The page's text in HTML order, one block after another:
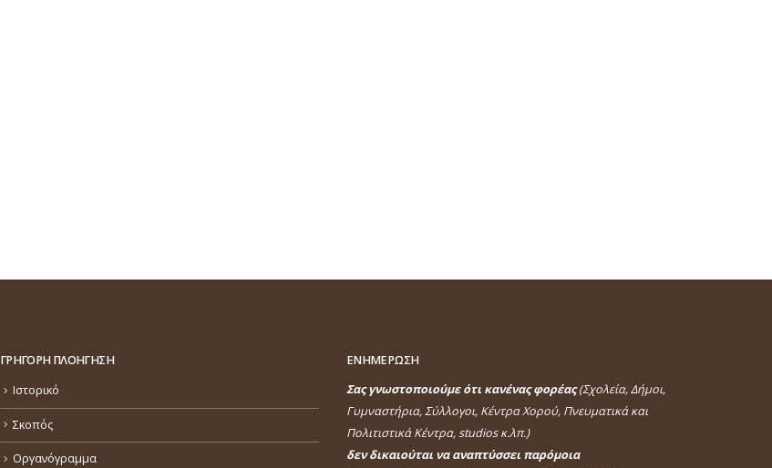
ΓΡΗΓΟΡΗ ΠΛΟΗΓΗΣΗ
Ιστορικό
Σκοπός
Οργανόγραμμα
ΕΝΗΜΕΡΩΣΗ
Σας γνωστοποιούμε ότι κανένας φορέας(Σχολεία, Δήμοι,
Γυμναστήρια, Σύλλογοι, Κέντρα Χορού, Πνευματικά και
Πολιτιστικά Κέντρα, studios κ.λπ.)
δεν δικαιούται να αναπτύσσει παρόμοια